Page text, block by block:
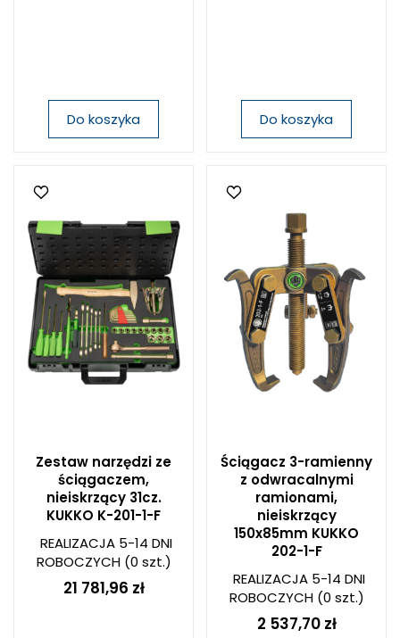
Do koszyka Do koszyka
Zestaw narzędzi ze
ściągaczem,
nieiskrzący 31cz.
KUKKO K-201-1-F
REALIZACJA 5-14 DNI
ROBOCZYCH(0 szt.)
21 781,96 zł
Ściągacz 3-ramienny
z odwracalnymi
ramionami,
nieiskrzący
150x85mm KUKKO
202-1-F
REALIZACJA 5-14 DNI
ROBOCZYCH(0 szt.)
2 537,70 zł